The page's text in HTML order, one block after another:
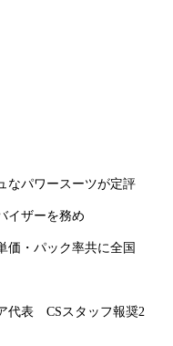
なパワースーツが定評
イザーを務め
価・パック率共に全国
代表 CSスタッフ報奨2